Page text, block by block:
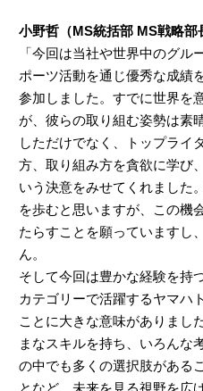
小野哲（MS統括部 MS戦略部
「今回は当社や世界中のグル
ポーツ活動を通じ優秀な成績
参加しました。すでに世界を
が、彼らの取り組む姿勢は素
しただけでなく、トップライ
方、取り組み方を貪欲に学び
いう決意をみせてくれました
を歩むと思いますが、この機
たらすことを願っていますし
ん。
そして今回は豊かな経験を持
カテゴリーで活躍するヤマハ
ことに大きな意味がありまし
まなスキルを持ち、いろんな
の中でも多くの選択肢がある
となど、未来を見る視野を広